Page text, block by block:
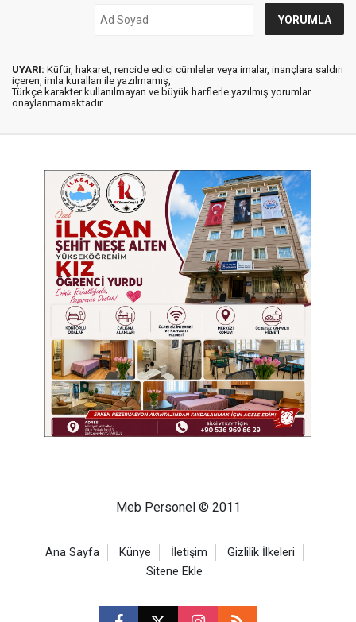
UYARI: Küfür, hakaret, rencide edici cümleler veya imalar, inançlara saldırı
içeren, imla kuralları ile yazılmamış,
Türkçe karakter kullanılmayan ve büyük harflerle yazılmış yorumlar
onaylanmamaktadır.
Meb Personel © 2011
Ana Sayfa Künye İletişim
Gizlilik İlkeleri
Sitene Ekle